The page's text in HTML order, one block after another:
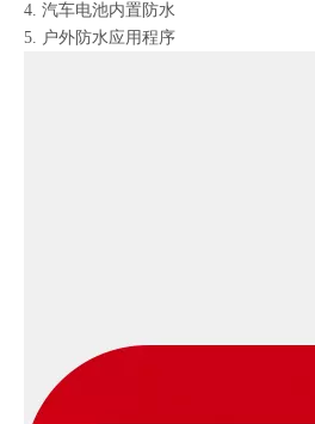
4. 汽车电池内置防水
5. 户外防水应用程序